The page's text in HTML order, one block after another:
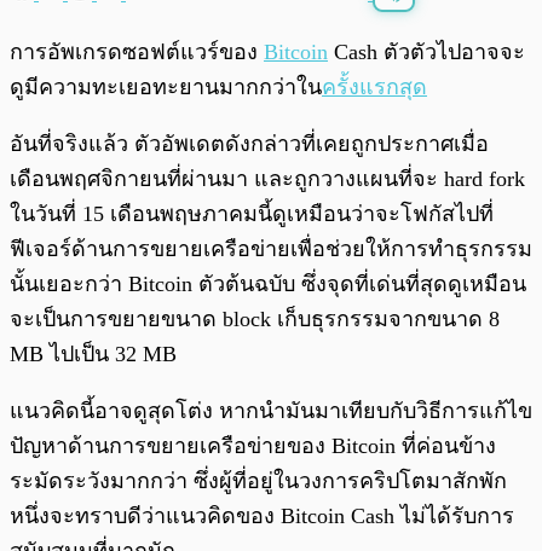
0:00/
การอัพเกรดซอฟต์แวร์ของ Bitcoin Cash ตัวตัวไปอาจจะ
ดูมีความทะเยอทะยานมากกว่าในครั้งแรกสุด
อันที่จริงแล้ว ตัวอัพเดตดังกล่าวที่เคยถูกประกาศเมื่อ
เดือนพฤศจิกายนที่ผ่านมา และถูกวางแผนที่จะ hard fork
ในวันที่ 15 เดือนพฤษภาคมนี้ดูเหมือนว่าจะโฟกัสไปที่
ฟีเจอร์ด้านการขยายเครือข่ายเพื่อช่วยให้การทำธุรกรรม
นั้นเยอะกว่า Bitcoin ตัวต้นฉบับ ซึ่งจุดที่เด่นที่สุดดูเหมือน
จะเป็นการขยายขนาด block เก็บธุรกรรมจากขนาด 8
MB ไปเป็น 32 MB
แนวคิดนี้อาจดูสุดโต่ง หากนำมันมาเทียบกับวิธีการแก้ไข
ปัญหาด้านการขยายเครือข่ายของ Bitcoin ที่ค่อนข้าง
ระมัดระวังมากกว่า ซึ่งผู้ที่อยู่ในวงการคริปโตมาสักพัก
หนึ่งจะทราบดีว่าแนวคิดของ Bitcoin Cash ไม่ได้รับการ